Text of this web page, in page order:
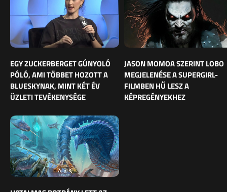
EGY ZUCKERBERGET GÚNYOLÓ
PÓLÓ, AMI TÖBBET HOZOTT A
BLUESKYNAK, MINT KÉT ÉV
ÜZLETI TEVÉKENYSÉGE
JASON MOMOA SZERINT LOBO
MEGJELENÉSE A SUPERGIRL-
FILMBEN HŰ LESZ A
KÉPREGÉNYEKHEZ